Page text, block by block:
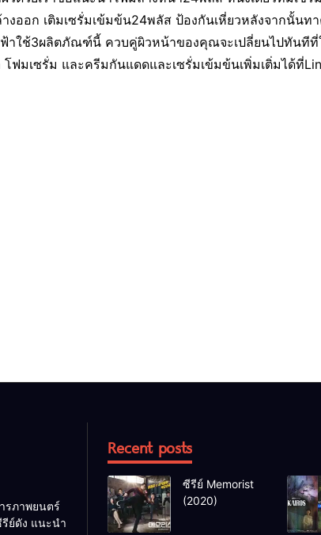
งออก เติมเซรั่มเข้มข้น24พลัส ป้องกันเหี่ยวหลังจากนั้นท
าใช้3ผลิตภัณฑ์นี้ ควบคู่ผิวหน้าของคุณจะเปลี่ยนไปทันทีที่
มเซรั่ม และครีมกันแดดและเซรั่มเข้มข้นเพิ่มเติ่มได้ที่
รภาพยนตร์
ย์ดัง แนะนำ
Recent posts
ซีรีย์ Memorist
(2020)